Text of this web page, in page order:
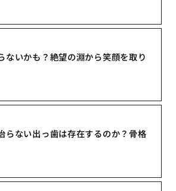
ないかも？絶望の淵から笑顔を取り
らない出っ歯は存在するのか？骨格